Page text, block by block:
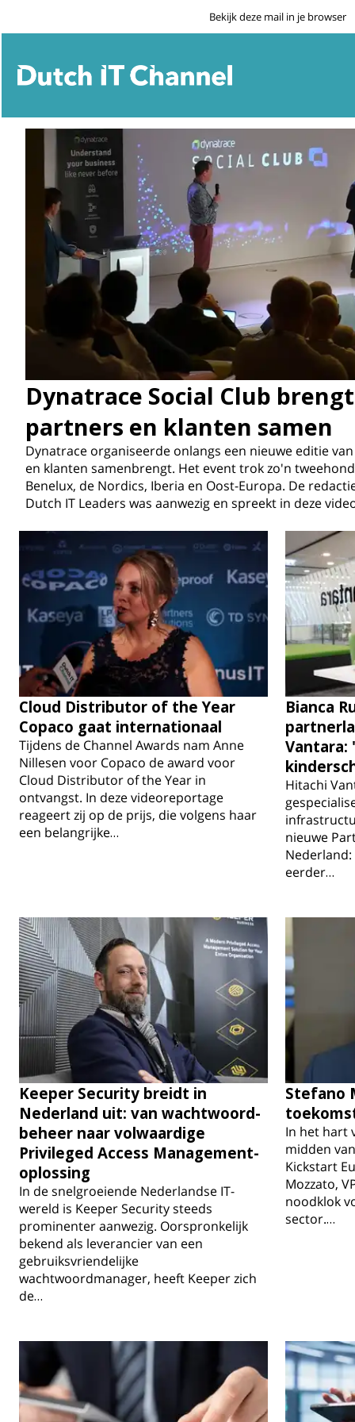
Bekijk deze mail in je browser
Dynatrace Social Club
partners en klanten samen
Dynatrace organiseerde onlangs een nieuwe editie
en klanten samenbrengt. Het event trok zo'n
Benelux, de Nordics, Iberia en Oost-Europa. De
Dutch IT Leaders was aanwezig en spreekt in deze
Cloud Distributor of the Year
Copaco gaat internationaal
Tijdens de Channel Awards nam Anne
Nillesen voor Copaco de award voor
Cloud Distributor of the Year in
ontvangst. In deze videoreportage
reageert zij op de prijs, die volgens haar
een belangrijke…
Bianca
Vantara:
Hitachi
nieuwe
Nederland:
eerder…
Keeper Security breidt in
Nederland uit: van wachtwoord-
beheer naar volwaardige
Privileged Access Management-
oplossing
In de snelgroeiende Nederlandse IT-
wereld is Keeper Security steeds
prominenter aanwezig. Oorspronkelijk
bekend als leverancier van een
gebruiksvriendelijke
wachtwoordmanager, heeft Keeper zich
de…
Stefano
In het hart
midden
Kickstart
Mozzato,
noodklok
sector.…